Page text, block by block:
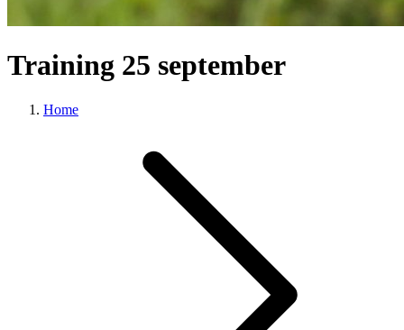
Training 25 september
Home